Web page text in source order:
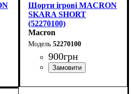
Шорти ігрові MACRON
SKARA SHORT
(52270100)
Macron
52270100
900грн